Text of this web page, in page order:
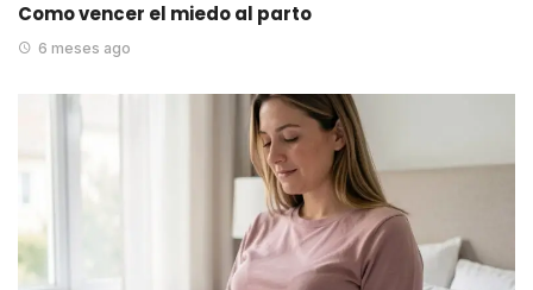
Como vencer el miedo al parto
6 meses ago